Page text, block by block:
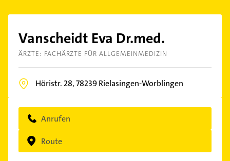
Vanscheidt Eva Dr.med.
ÄRZTE: FACHÄRZTE FÜR ALLGEMEINMEDIZIN
Höristr. 28,78239Rielasingen-Worblingen
Anrufen
Route